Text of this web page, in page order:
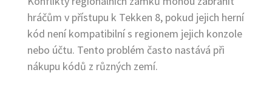
hráčům v přístupu k Tekken 8, pokud jejich herní
kód není kompatibilní s regionem jejich konzole
nebo účtu. Tento problém často nastává při
nákupu kódů z různých zemí.